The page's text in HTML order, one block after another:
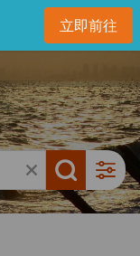
立即前往開